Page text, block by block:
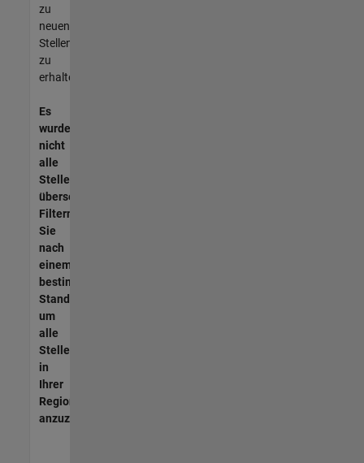
zu
neuen
Stellenangeboten
zu
erhalten.
Es
wurden
nicht
alle
Stellen
übersetzt.
Filtern
Sie
nach
einem
bestimmten
Standort,
um
alle
Stellenangebote
in
Ihrer
Region
anzuzeigen.